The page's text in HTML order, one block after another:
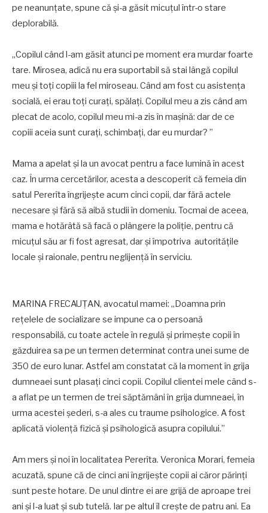
pe neanunţate, spune că şi-a găsit micuţul într-o stare
deplorabilă.
„Copilul când l-am găsit atunci pe moment era murdar foarte
tare. Mirosea, adică nu era suportabil să stai lângă copilul
meu şi toţi copiii la fel miroseau. Când am fost cu asistenţa
socială, ei erau toţi curaţi, spălaţi. Copilul meu a zis când am
plecat de acolo, copilul meu mi-a zis în maşină: dar de ce
copiii aceia sunt curaţi, schimbaţi, dar eu murdar? ”
Mama a apelat şi la un avocat pentru a face lumină în acest
caz. În urma cercetărilor, acesta a descoperit că femeia din
satul Pererîta îngrijeşte acum cinci copii, dar fără actele
necesare şi fără să aibă studii în domeniu. Tocmai de aceea,
mama e hotărâtă să facă o plângere la poliţie, pentru că
micuţul său ar fi fost agresat, dar şi împotriva autorităţile
locale şi raionale, pentru neglijenţă în serviciu.
MARINA FRECAUŢAN, avocatul mamei: „Doamna prin
reţelele de socializare se impune ca o persoană
responsabilă, cu toate actele în regulă şi primeşte copii în
găzduirea sa pe un termen determinat contra unei sume de
350 de euro lunar. Astfel am constatat că la moment în grija
dumneaei sunt plasaţi cinci copii. Copilul clientei mele când s-
a aflat pe un termen de trei săptămâni în grija dumneaei, în
urma acestei şederi, s-a ales cu traume psihologice. A fost
aplicată violenţă fizică şi psihologică asupra copilului.”
Am mers şi noi în localitatea Pererîta. Veronica Morari, femeia
acuzată, spune că de cinci ani îngrijeşte copii ai căror părinţi
sunt peste hotare. De unul dintre ei are grijă de aproape trei
ani şi l-a luat şi sub tutelă. Iar pe altul îl creşte de patru ani. Ea